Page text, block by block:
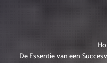
De Essentie van een